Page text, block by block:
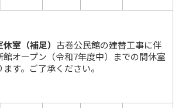
休室（補足）古巻公民館の建替工事に伴
館オープン（令和7年度中）までの間休室
ます。ご了承ください。